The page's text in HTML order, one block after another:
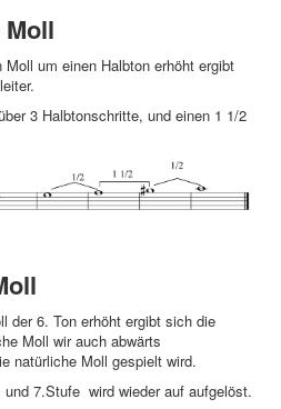
um einen Halbton erhöht ergibt
3 Halbtonschritte, und einen 1 1/2
der 6. Ton erhöht ergibt sich die
Moll wir auch abwärts
natürliche Moll gespielt wird.
7.Stufe wird wieder auf aufgelöst.